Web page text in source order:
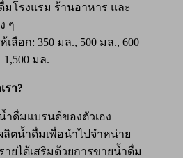
มโรงแรม ร้านอาหาร และ
ๆ
ลือก: 350 มล., 500 มล., 600
มล.
รา?
ำดื่มแบรนด์ของตัวเอง
ลิตน้ำดื่มเพื่อนำไปจำหน่าย
ายได้เสริมด้วยการขายน้ำดื่ม